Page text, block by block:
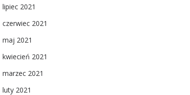
lipiec 2021
czerwiec 2021
maj 2021
kwiecień 2021
marzec 2021
luty 2021